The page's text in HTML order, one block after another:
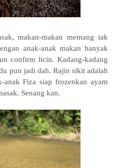
makan-makan memang tak
anak-anak makan banyak
confirm licin. Kadang-kadang
pun jadi dah. Rajin sikit adalah
anak Fiza siap frozenkan ayam
Senang kan.